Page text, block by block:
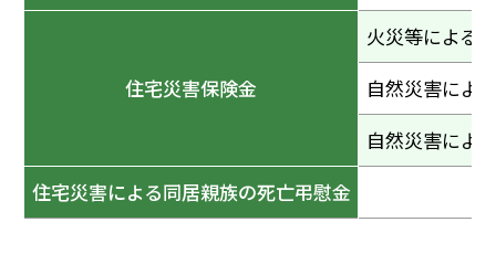
住宅災害保険金
火災等による
自然災害によ
自然災害によ
住宅災害による同居親族の死亡弔慰金